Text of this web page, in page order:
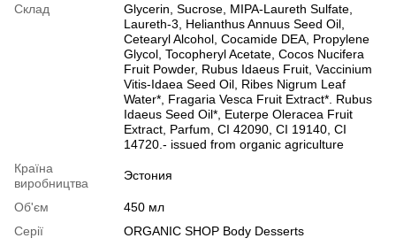
Склад
Glycerin, Sucrose, MIPA-Laureth Sulfate,
Laureth-3, Helianthus Annuus Seed Oil,
Cetearyl Alcohol, Cocamide DEA, Propylene
Glycol, Tocopheryl Acetate, Cocos Nucifera
Fruit Powder, Rubus Idaeus Fruit, Vaccinium
Vitis-Idaea Seed Oil, Ribes Nigrum Leaf
Water*, Fragaria Vesca Fruit Extract*. Rubus
Idaeus Seed Oil*, Euterpe Oleracea Fruit
Extract, Parfum, CI 42090, CI 19140, CI
14720.- issued from organic agriculture
Країна
виробництва
Эстония
Об'єм
450 мл
Серії
ORGANIC SHOP Body Desserts